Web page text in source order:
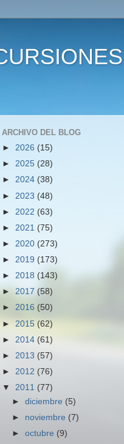
ARCHIVO DEL BLOG
► 2026 (15)
► 2025 (28)
► 2024 (38)
► 2023 (48)
► 2022 (63)
► 2021 (75)
► 2020 (273)
► 2019 (173)
► 2018 (143)
► 2017 (58)
► 2016 (50)
► 2015 (62)
► 2014 (61)
► 2013 (57)
► 2012 (76)
▼ 2011 (77)
►diciembre (5)
► noviembre (7)
►octubre (9)